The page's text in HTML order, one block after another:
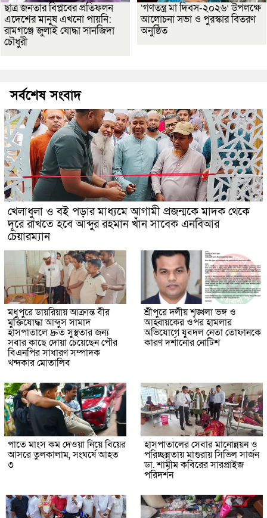
ছাত্র জনতার বিপ্লবের প্রতিফলন
এদেশের মানুষ এখনো পায়নি:
রামগঞ্জে জুলাই যোদ্ধা সানজিদা
চৌধুরী
‘গণতন্ত্র মা দিবস-২০২৬’ উপলক্ষে
আলোচনা সভা ও পুরস্কার বিতরণ
অনুষ্ঠিত
সর্বশেষ সংবাদ
খেলাধুলা ও বই পড়ার মাধ্যমে আগামী প্রজন্মকে মাদক থেকে
দূরে রাখতে হবে আব্দুর রহমান খাঁন সাবেক এনবিআর
চেয়ারম্যান
মধুপুরে ডায়রিয়ায় আক্রান্ত বীর
মুক্তিযোদ্ধা আব্দুস সামাদ
হাসপাতালে দ্রুত সুস্থতার জন্য
সবার কাছে দোয়া চেয়েছেন পৌর
বিএনপির সাধারণ সম্পাদক
খন্দকার মোতালিব
শ্রীপুরে দলীয় শৃঙ্খলা ভঙ্গ ও
আহ্বায়কের ওপর হামলার
অভিযোগে যুবদল নেতা তোফানকে
কারণ দর্শানোর নোটিশ
পাতে মাংস কম দেওয়া নিয়ে বিয়ের
আসরে তুলকালাম, সংঘর্ষে আহত
৩
হাসপাতালের সেবার মানোন্নয়ন ও
পরিচ্ছন্নতায় মাগুরায় সিভিল সার্জন
ডা. শামীম কবিরের সারপ্রাইজ
পরিদর্শন